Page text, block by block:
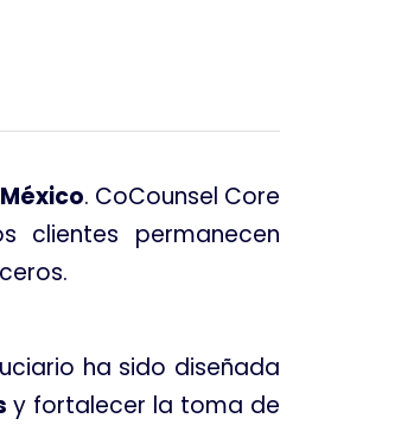
México. CoCounsel Core
clientes permanecen
ha sido diseñada
y fortalecer la toma de